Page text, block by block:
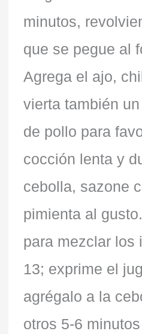
minutos,
que se pegue al
Agrega el ajo,
vierta también
de pollo para
cocción lenta y
cebolla, sazone
pimienta al
para mezclar los
13; exprime el
agrégalo a la
otros 5-6